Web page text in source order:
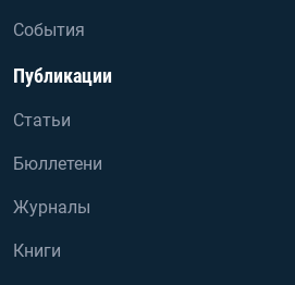
События
Публикации
Статьи
Бюллетени
Журналы
Книги